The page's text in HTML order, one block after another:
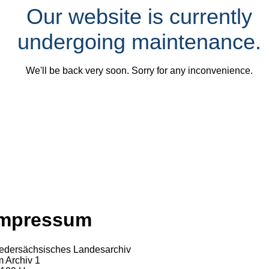
Our website is currently
undergoing maintenance.
We'll be back very soon. Sorry for any inconvenience.
Landesarchiv
Archiv 1